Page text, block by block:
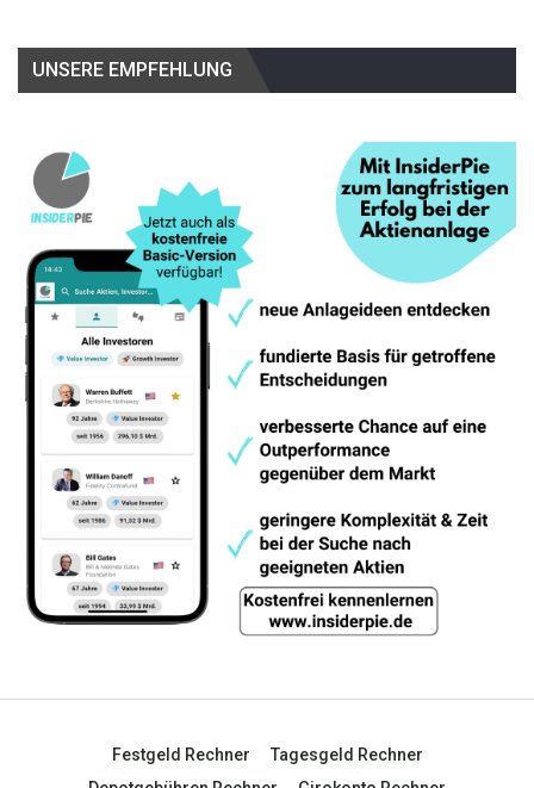
UNSERE EMPFEHLUNG
Festgeld Rechner
Tagesgeld Rechner